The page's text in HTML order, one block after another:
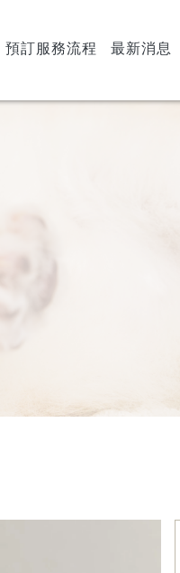
預訂服務流程 最新消息